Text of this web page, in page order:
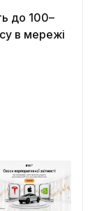
до 100–
в мережі